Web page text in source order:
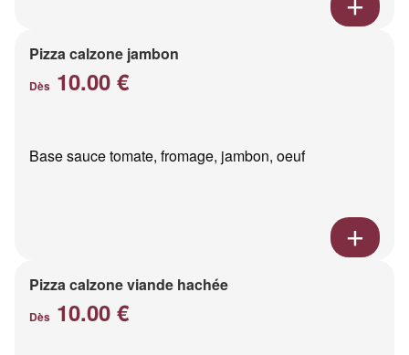
Pizza calzone jambon
Dès 10.00 €
Base sauce tomate, fromage, jambon, oeuf
Pizza calzone viande hachée
Dès 10.00 €